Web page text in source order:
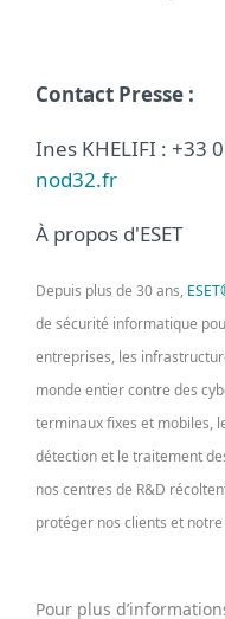
Contact Presse :
Ines KHELIFI : +33
nod32.fr
À propos d'ESET
Depuis plus de 30 ans,
de sécurité informatique
entreprises, les
monde entier contre des
terminaux fixes et mobiles,
détection et le traitement
nos centres de R&D
protéger nos clients et
Pour plus